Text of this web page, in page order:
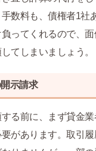
数料も、債権者1社
ってくれるので、
てしまいましょう。
示請求
る前に、まず貸金
があります。取引